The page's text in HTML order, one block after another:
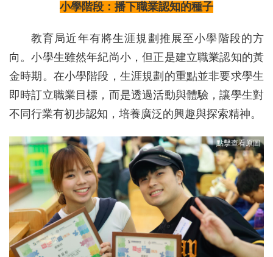
小學階段：播下職業認知的種子
教育局近年有將生涯規劃推展至小學階段的方
向。小學生雖然年紀尚小，但正是建立職業認知的黃
金時期。在小學階段，生涯規劃的重點並非要求學生
即時訂立職業目標，而是透過活動與體驗，讓學生對
不同行業有初步認知，培養廣泛的興趣與探索精神。